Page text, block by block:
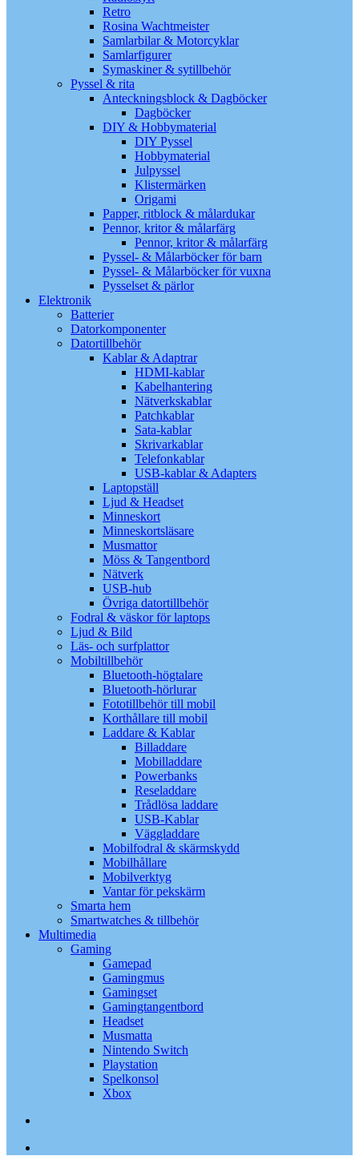
Retro
Rosina Wachtmeister
Samlarbilar & Motorcyklar
Samlarfigurer
Symaskiner & sytillbehör
Pyssel & rita
Anteckningsblock & Dagböcker
Dagböcker
DIY & Hobbymaterial
DIY Pyssel
Hobbymaterial
Julpyssel
Klistermärken
Origami
Papper, ritblock & målardukar
Pennor, kritor & målarfärg
Pennor, kritor & målarfärg
Pyssel- & Målarböcker för barn
Pyssel- & Målarböcker för vuxna
Pysselset & pärlor
Elektronik
Batterier
Datorkomponenter
Datortillbehör
Kablar & Adaptrar
HDMI-kablar
Kabelhantering
Nätverkskablar
Patchkablar
Sata-kablar
Skrivarkablar
Telefonkablar
USB-kablar & Adapters
Laptopställ
Ljud & Headset
Minneskort
Minneskortsläsare
Musmattor
Möss & Tangentbord
Nätverk
USB-hub
Övriga datortillbehör
Fodral & väskor för laptops
Ljud & Bild
Läs- och surfplattor
Mobiltillbehör
Bluetooth-högtalare
Bluetooth-hörlurar
Fototillbehör till mobil
Korthållare till mobil
Laddare & Kablar
Billaddare
Mobilladdare
Powerbanks
Reseladdare
Trådlösa laddare
USB-Kablar
Väggladdare
Mobilfodral & skärmskydd
Mobilhållare
Mobilverktyg
Vantar för pekskärm
Smarta hem
Smartwatches & tillbehör
Multimedia
Gaming
Gamepad
Gamingmus
Gamingset
Gamingtangentbord
Headset
Musmatta
Nintendo Switch
Playstation
Spelkonsol
Xbox